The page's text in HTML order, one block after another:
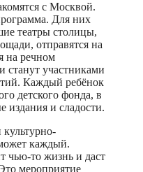
с Москвой.
Для них
театры столицы,
отправятся на
на речном
станут участниками
Каждый ребёнок
детского фонда, в
издания и сладости.
каждый.
чью-то жизнь и даст
мероприятие